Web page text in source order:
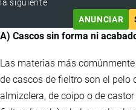
la siguiente
ANUNCIAR
A) Cascos sin forma ni
Las materias más
de cascos de fieltro son el pelo
almizclera, de coipo o de